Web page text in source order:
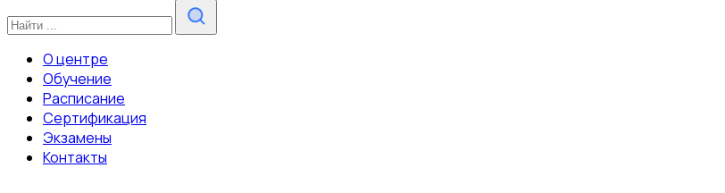
О центре
Обучение
Расписание
Сертификация
Экзамены
Контакты